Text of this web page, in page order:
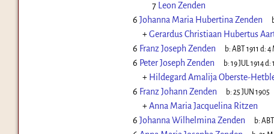
7
Leon Zenden
6 Johanna Maria Hubertina Zenden
+Gerardus Christiaan Hubertus
6 Franz Joseph Zenden b: ABT 1911 d: 4
6 Peter Joseph Zenden b: 19 JUL 1914d:
+ Hildegard Amalija Oberste-
6 Franz Johann Zenden b: 25 JUN 1905
+Anna Maria Jacquelina Ritzen
6 Johanna Wilhelmina Zenden b: